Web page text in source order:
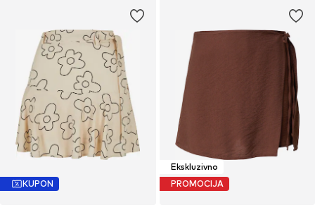
KUPON
Ekskluzivno
PROMOCIJA